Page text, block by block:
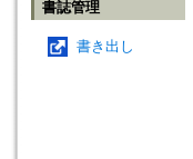
書誌管理
書き出し